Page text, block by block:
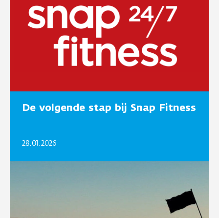
De volgende stap bij Snap Fitness
28.01.2026